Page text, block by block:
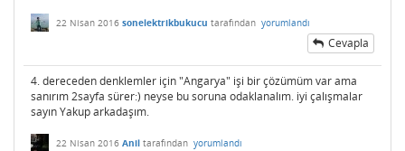
22 Nisan 2016 sonelektrikbukucu tarafından yorumlandı
Cevapla
4. dereceden denklemler için "Angarya" işi bir çözümüm var ama
sanırım 2sayfa sürer:) neyse bu soruna odaklanalım. iyi çalışmalar
sayın Yakup arkadaşım.
22 Nisan 2016 Anil tarafından yorumlandı